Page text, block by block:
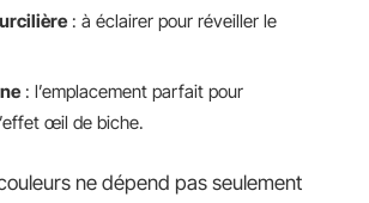
: à éclairer pour réveiller le
: l’emplacement parfait pour
œil de biche.
ne dépend pas seulement